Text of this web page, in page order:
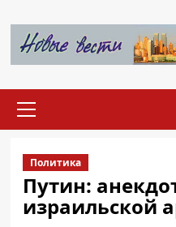
содержимому
меню
Политика
Путин:
израильской